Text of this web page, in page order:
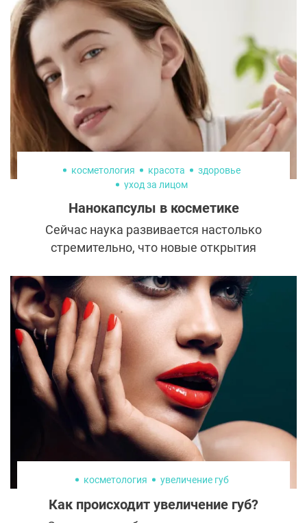
косметология красота
здоровье
уход за лицом
Нанокапсулы в косметике
Сейчас наука развивается настолько
стремительно, что новые открытия
красоты подхватывает их быстрее всех.
Даже современные уходовые средства
можно сделать еще лучше: говорят, с
нанокапсулами полезные вещества смогут
проникнуть прямо в глубокие слои кожи.
Попытаемся разобраться, насколько это
правда и что нас ждет.
косметология увеличение губ
Как происходит увеличение губ?